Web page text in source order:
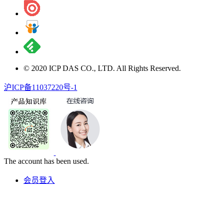
© 2020 ICP DAS CO., LTD. All Rights Reserved.
沪ICP备11037220号-1
The account has been used.
会员登入